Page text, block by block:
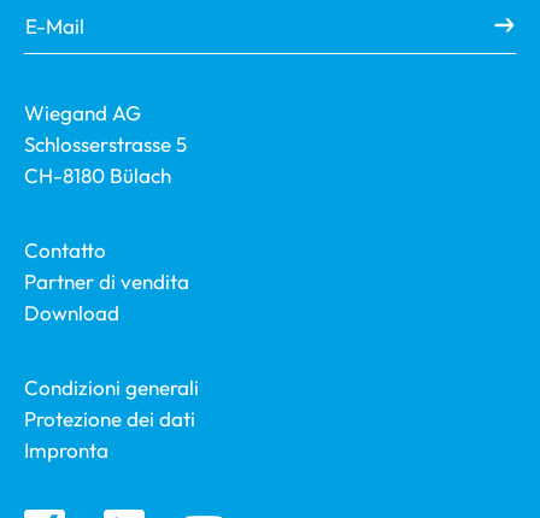
Wiegand AG
Schlosserstrasse 5
CH-8180 Bülach
Contatto
Partner di vendita
Download
Condizioni generali
Protezione dei dati
Impronta